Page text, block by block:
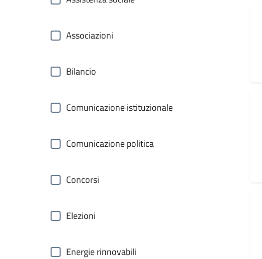
Associazioni
Bilancio
Comunicazione istituzionale
Comunicazione politica
Concorsi
Elezioni
Energie rinnovabili